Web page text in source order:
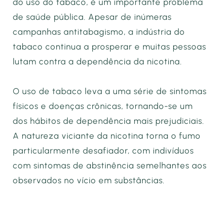
de saúde pública. Apesar de inúmeras
campanhas antitabagismo, a indústria do
tabaco continua a prosperar e muitas pessoas
lutam contra a dependência da nicotina.
O uso de tabaco leva a uma série de sintomas
físicos e doenças crônicas, tornando-se um
dos hábitos de dependência mais prejudiciais.
A natureza viciante da nicotina torna o fumo
particularmente desafiador, com indivíduos
com sintomas de abstinência semelhantes aos
observados no vício em substâncias.